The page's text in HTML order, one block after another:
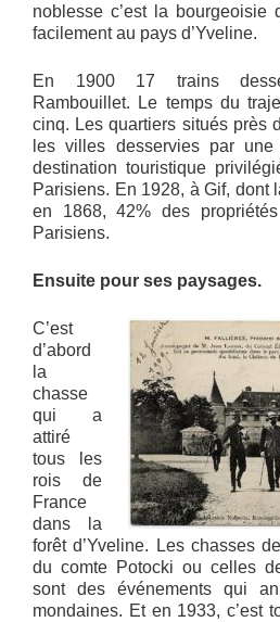
noblesse c’est la bourgeoisie
facilement au pays d’Yveline.
En 1900 17 trains
Rambouillet. Le temps du
cinq. Les quartiers situés près
les villes desservies par
destination touristique
Parisiens. En 1928, à Gif, dont
en 1868, 42% des
Parisiens.
Ensuite pour ses paysages.
C’est
d’abord
la
chasse
qui a
attiré
tous les
rois de
France
dans la
forêt d’Yveline. Les chasses
du comte Potocki ou celles
sont des événements qui
mondaines. Et en 1933, c’est